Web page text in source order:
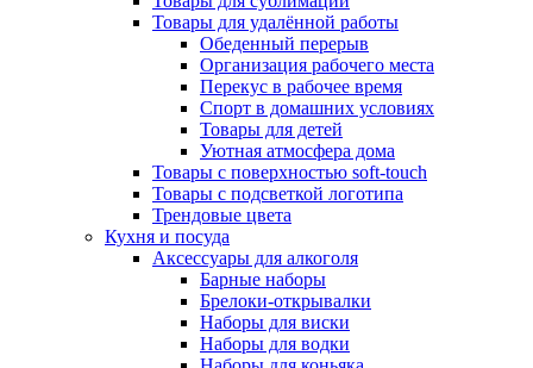
Товары для удалённой работы
Обеденный перерыв
Организация рабочего места
Перекус в рабочее время
Спорт в домашних условиях
Товары для детей
Уютная атмосфера дома
Товары с поверхностью soft-touch
Товары с подсветкой логотипа
Трендовые цвета
Кухня и посуда
Аксессуары для алкоголя
Барные наборы
Брелоки-открывалки
Наборы для виски
Наборы для водки